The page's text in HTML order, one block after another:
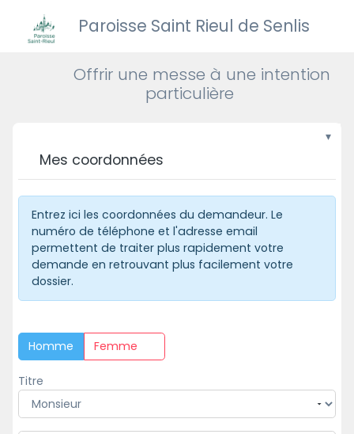
Paroisse Saint Rieul de Senlis
Offrir une messe à une intention
particulière
Mes coordonnées
Entrez ici les coordonnées du demandeur. Le
numéro de téléphone et l'adresse email
permettent de traiter plus rapidement votre
demande en retrouvant plus facilement votre
dossier.
Homme Femme
Titre